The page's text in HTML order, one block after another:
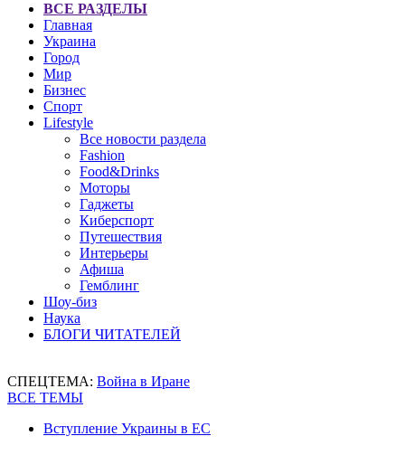
ВСЕ РАЗДЕЛЫ
Главная
Украина
Город
Мир
Бизнес
Спорт
Lifestyle
Все новости раздела
Fashion
Food&Drinks
Моторы
Гаджеты
Киберспорт
Путешествия
Интерьеры
Афиша
Гемблинг
Шоу-биз
Наука
БЛОГИ ЧИТАТЕЛЕЙ
СПЕЦТЕМА: Война в Иране
ВСЕ ТЕМЫ
Вступление Украины в ЕС